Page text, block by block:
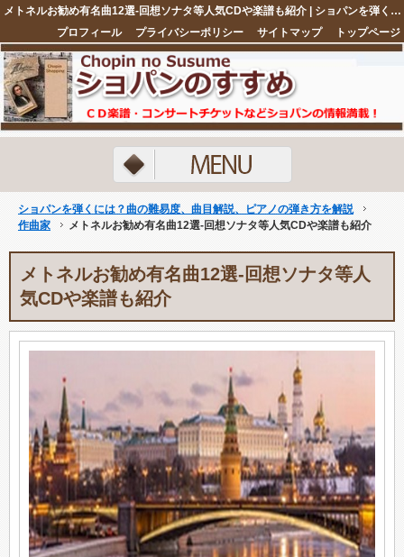
メトネルお勧め有名曲12選-回想ソナタ等人気CDや楽譜も紹介 | ショパンを弾くには？曲の難易度、曲目解説、ピアノの弾き方を解説
トップページ
サイトマップ
プライバシーポリシー
プロフィール
注目ネタ5選
ショパンを弾くには？曲の難易度、曲目解説、ピアノの弾き方を解説
作曲家
メトネルお勧め有名曲12選-回想ソナタ等人気CDや楽譜も紹介
メトネルお勧め有名曲12選-回想ソナタ等人
気CDや楽譜も紹介